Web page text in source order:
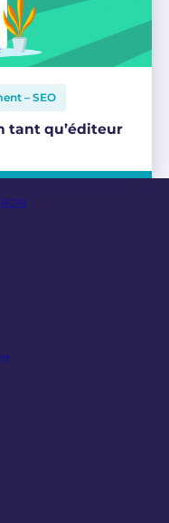
– SEO
tant qu’éditeur